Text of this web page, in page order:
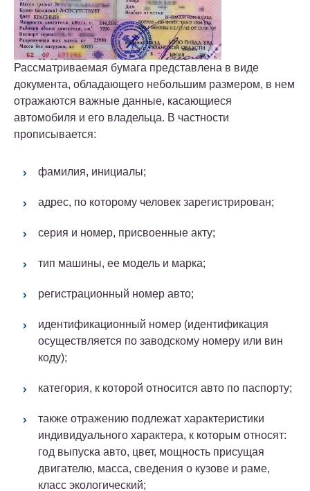
Рассматриваемая бумага представлена в виде
документа, обладающего небольшим размером, в нем
отражаются важные данные, касающиеся
автомобиля и его владельца. В частности
прописывается:
фамилия, инициалы;
адрес, по которому человек зарегистрирован;
серия и номер, присвоенные акту;
тип машины, ее модель и марка;
регистрационный номер авто;
идентификационный номер (идентификация
осуществляется по заводскому номеру или вин
коду);
категория, к которой относится авто по паспорту;
также отражению подлежат характеристики
индивидуального характера, к которым относят:
год выпуска авто, цвет, мощность присущая
двигателю, масса, сведения о кузове и раме,
класс экологический;